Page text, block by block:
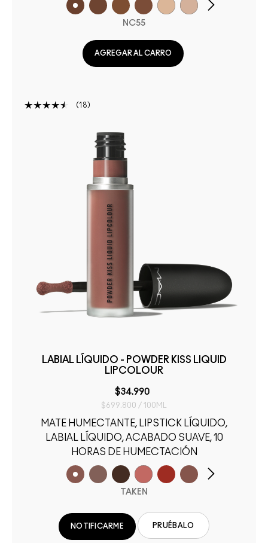
NC55
AGREGAR AL CARRO
18
LABIAL LÍQUIDO - POWDER KISS LIQUID
LIPCOLOUR
$34.990
$699.800 / 100ML
MATE HUMECTANTE, LIPSTICK LÍQUIDO,
LABIAL LÍQUIDO, ACABADO SUAVE, 10
HORAS DE HUMECTACIÓN
TAKEN
NOTIFICARME PRUÉBALO